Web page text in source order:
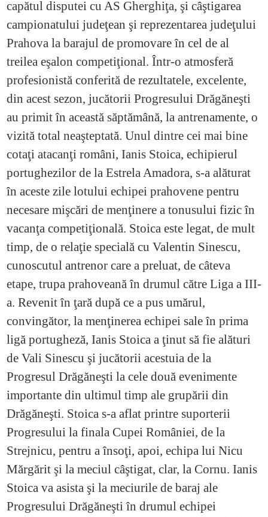
capătul disputei cu AS Gherghiţa, şi câştigarea
campionatului judeţean şi reprezentarea judeţului
Prahova la barajul de promovare în cel de al
treilea eşalon competiţional. Într-o atmosferă
profesionistă conferită de rezultatele, excelente,
din acest sezon, jucătorii Progresului Drăgăneşti
au primit în această săptămână, la antrenamente, o
vizită total neaşteptată. Unul dintre cei mai bine
cotaţi atacanţi români, Ianis Stoica, echipierul
portughezilor de la Estrela Amadora, s-a alăturat
în aceste zile lotului echipei prahovene pentru
necesare mişcări de menţinere a tonusului fizic în
vacanţa competiţională. Stoica este legat, de mult
timp, de o relaţie specială cu Valentin Sinescu,
cunoscutul antrenor care a preluat, de câteva
etape, trupa prahoveană în drumul către Liga a III-
a. Revenit în ţară după ce a pus umărul,
convingător, la menţinerea echipei sale în prima
ligă portugheză, Ianis Stoica a ţinut să fie alături
de Vali Sinescu şi jucătorii acestuia de la
Progresul Drăgăneşti la cele două evenimente
importante din ultimul timp ale grupării din
Drăgăneşti. Stoica s-a aflat printre suporterii
Progresului la finala Cupei României, de la
Strejnicu, pentru a însoţi, apoi, echipa lui Nicu
Mărgărit şi la meciul câştigat, clar, la Cornu. Ianis
Stoica va asista şi la meciurile de baraj ale
Progresului Drăgăneşti în drumul echipei